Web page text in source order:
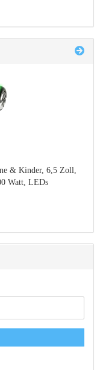
& Kinder, 6,5 Zoll,
Watt, LEDs